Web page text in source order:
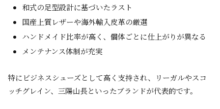
和式の足型設計に基づいたラスト
国産上質レザーや海外輸入皮革の厳選
ハンドメイド比率が高く、個体ごとに仕上がりが異なる
メンテナンス体制が充実
特にビジネスシューズとして高く支持され、リーガルやスコ
ッチグレイン、三陽山長といったブランドが代表的です。